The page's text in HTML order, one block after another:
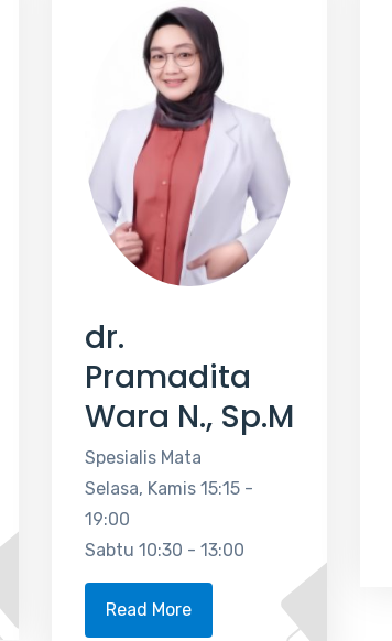
dr.
Pramadita
Wara N., Sp.M
Spesialis Mata
Selasa, Kamis 15:15 -
19:00
Sabtu 10:30 - 13:00
Read More